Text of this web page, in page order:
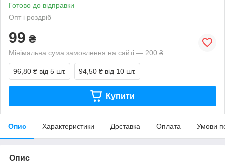
Готово до відправки
Опт і роздріб
99 ₴
Мінімальна сума замовлення на сайті — 200 ₴
96,80 ₴ від 5 шт. 94,50 ₴ від 10 шт.
Купити
Опис Характеристики Доставка Оплата Умови
Опис